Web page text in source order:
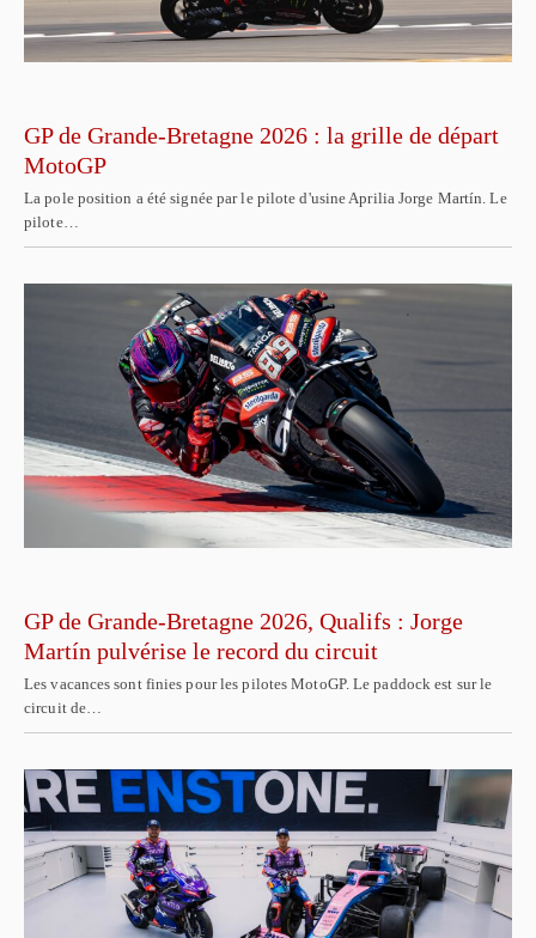
GP de Grande-Bretagne 2026 : la grille de départ
MotoGP
La pole position a été signée par le pilote d'usine Aprilia Jorge Martín. Le
pilote…
GP de Grande-Bretagne 2026, Qualifs : Jorge
Martín pulvérise le record du circuit
Les vacances sont finies pour les pilotes MotoGP. Le paddock est sur le
circuit de…